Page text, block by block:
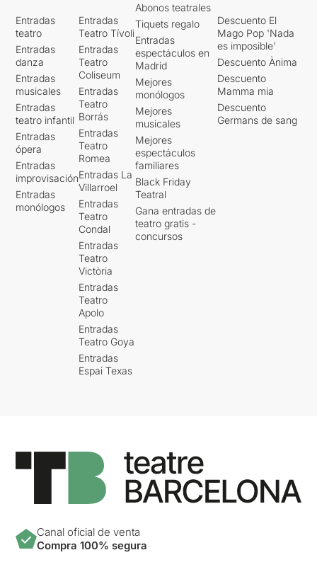
Entradas
teatro
Entradas
danza
Entradas
musicales
Entradas
teatro infantil
Entradas
ópera
Entradas
improvisación
Entradas
monólogos
Entradas
Teatro Tívoli
Entradas
Teatro
Coliseum
Entradas
Teatro
Borrás
Entradas
Teatro
Romea
Entradas La
Villarroel
Entradas
Teatro
Condal
Entradas
Teatro
Victòria
Entradas
Teatro
Apolo
Entradas
Teatro Goya
Entradas
Espai Texas
Abonos teatrales
Tiquets regalo
Entradas
espectáculos en
Madrid
Mejores
monólogos
Mejores
musicales
Mejores
espectáculos
familiares
Black Friday
Teatral
Gana entradas de
teatro gratis -
concursos
Descuento El
Mago Pop 'Nada
es imposible'
Descuento Ànima
Descuento
Mamma mia
Descuento
Germans de sang
Canal oficial de venta
Compra 100% segura